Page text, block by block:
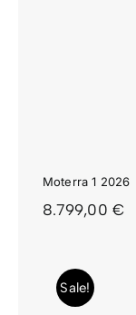
Moterra 1 2026
8.799,00€
Sale!